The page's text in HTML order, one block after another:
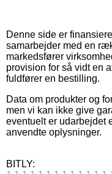
Denne side er
samarbejder med en
markedsfører
provision for så vidt en
fuldfører en bestilling.
Data om produkter og
men vi kan ikke give
eventuelt er udarbejdet
anvendte oplysninger.
BITLY: